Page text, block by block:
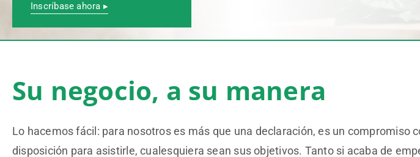
Inscríbase ahora ▸
Su negocio, a su manera
Lo hacemos fácil: para nosotros es más que una declaración, es un
disposición para asistirle, cualesquiera sean sus objetivos. Tanto si acaba de